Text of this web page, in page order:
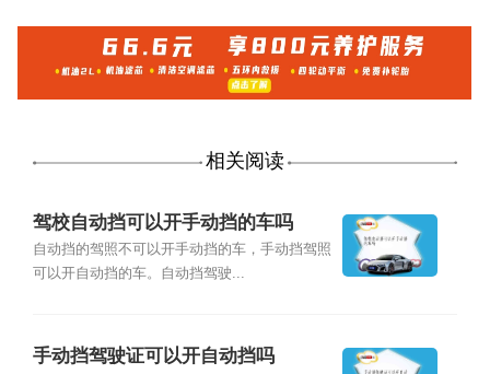
相关阅读
驾校自动挡可以开手动挡的车吗
自动挡的驾照不可以开手动挡的车，手动挡驾照
可以开自动挡的车。自动挡驾驶...
手动挡驾驶证可以开自动挡吗